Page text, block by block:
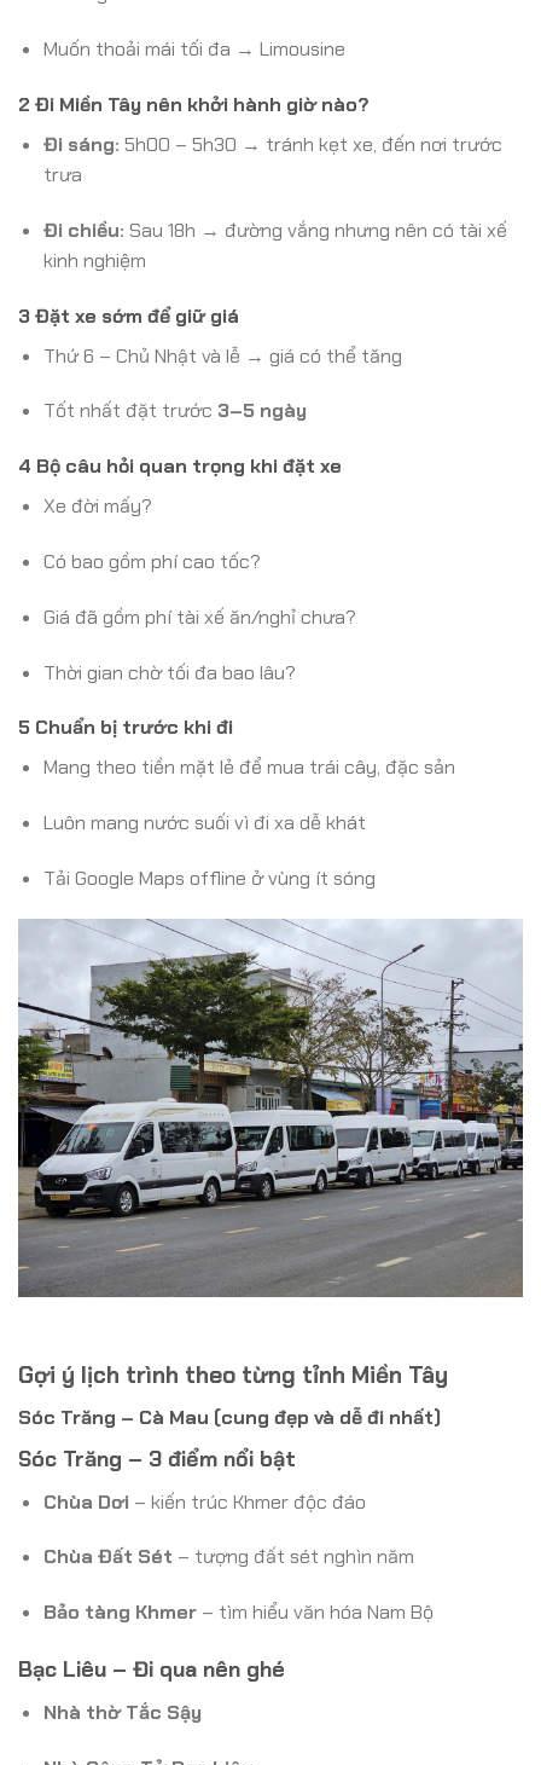
Muốn thoải mái tối đa → Limousine
2 Đi Miền Tây nên khởi hành giờ nào?
Đi sáng: 5h00 – 5h30 → tránh kẹt xe, đến nơi trước
trưa
Đi chiều: Sau 18h → đường vắng nhưng nên có tài xế
kinh nghiệm
3 Đặt xe sớm để giữ giá
Thứ 6 – Chủ Nhật và lễ → giá có thể tăng
Tốt nhất đặt trước 3–5 ngày
4 Bộ câu hỏi quan trọng khi đặt xe
Xe đời mấy?
Có bao gồm phí cao tốc?
Giá đã gồm phí tài xế ăn/nghỉ chưa?
Thời gian chờ tối đa bao lâu?
5 Chuẩn bị trước khi đi
Mang theo tiền mặt lẻ để mua trái cây, đặc sản
Luôn mang nước suối vì đi xa dễ khát
Tải Google Maps offline ở vùng ít sóng
Gợi ý lịch trình theo từng tỉnh Miền Tây
Sóc Trăng – Cà Mau (cung đẹp và dễ đi nhất)
Sóc Trăng – 3 điểm nổi bật
Chùa Dơi – kiến trúc Khmer độc đáo
Chùa Đất Sét – tượng đất sét nghìn năm
Bảo tàng Khmer– tìm hiểu văn hóa Nam Bộ
Bạc Liêu – Đi qua nên ghé
Nhà thờ Tắc Sậy